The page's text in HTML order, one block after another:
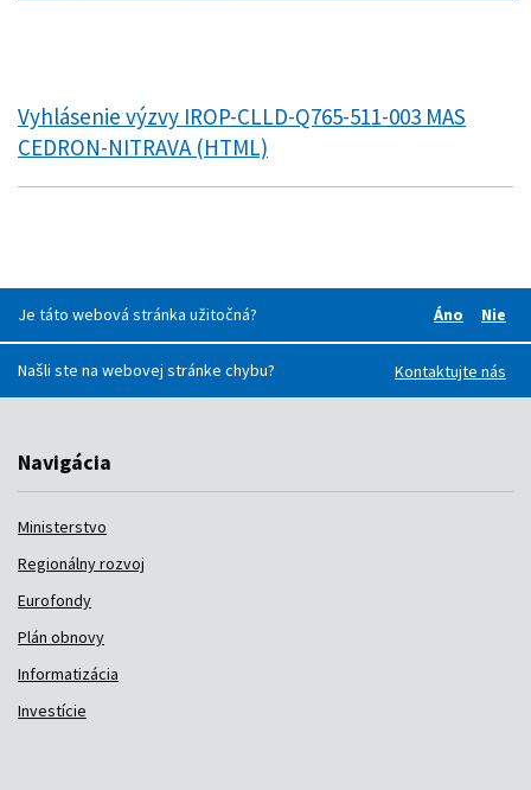
Vyhlásenie výzvy IROP-CLLD-Q765-511-003 MAS
CEDRON-NITRAVA (HTML)
Je táto webová stránka užitočná?
Áno
Nie
Našli ste na webovej stránke chybu?
Kontaktujte nás
Navigácia
Ministerstvo
Regionálny rozvoj
Eurofondy
Plán obnovy
Informatizácia
Investície